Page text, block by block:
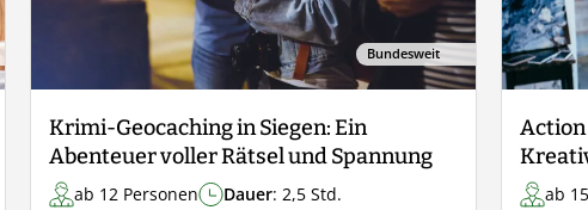
Bundesweit
Krimi-Geocaching in Siegen: Ein
Abenteuer voller Rätsel und Spannung
ab 12 Personen Dauer: 2,5 Std.
Action
ab